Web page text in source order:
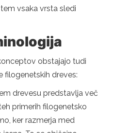
vsaka vrsta sledi
obstajajo tudi
filogenetskih dreves:
drevesu predstavlja več
primerih filogenetsko
ker razmerja med